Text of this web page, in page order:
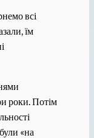
всі
їм
роки. Потім
«на